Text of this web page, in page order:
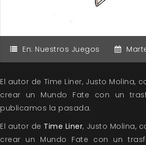
En: Nuestros Juegos
El autor de Time Liner, Justo
crear un Mundo Fate con un
publicamos la pasada.
El autor de Time Liner, Justo Molina,
crear un Mundo Fate con un